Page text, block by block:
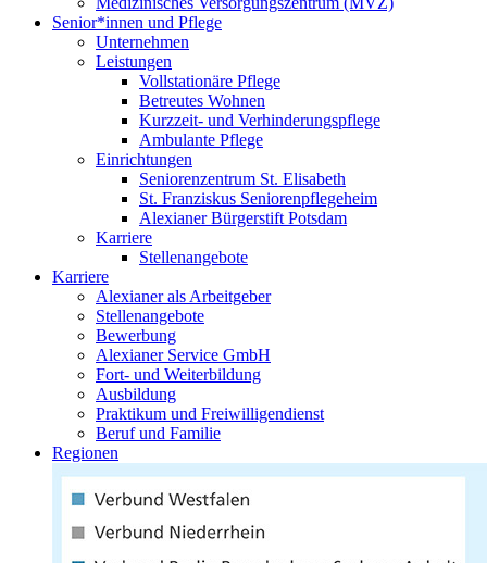
Senior*innen und Pflege
Unternehmen
Leistungen
Vollstationäre Pflege
Betreutes Wohnen
Kurzzeit- und Verhinderungspflege
Ambulante Pflege
Einrichtungen
Seniorenzentrum St. Elisabeth
St. Franziskus Seniorenpflegeheim
Alexianer Bürgerstift Potsdam
Karriere
Stellenangebote
Karriere
Alexianer als Arbeitgeber
Stellenangebote
Bewerbung
Alexianer Service GmbH
Fort- und Weiterbildung
Ausbildung
Praktikum und Freiwilligendienst
Beruf und Familie
Regionen